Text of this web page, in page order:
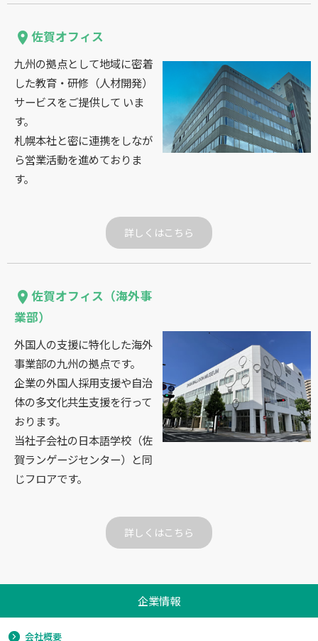
place 佐賀オフィス
九州の拠点として地域に密着
した教育・研修（人材開発）
サービスをご提供して いま
す。
札幌本社と密に連携をしなが
ら営業活動を進めておりま
す。
詳しくはこちら
place 佐賀オフィス（海外事
業部）
外国人の支援に特化した海外
事業部の九州の拠点です。
企業の外国人採用支援や自治
体の多文化共生支援を行って
おります。
当社子会社の日本語学校（佐
賀ランゲージセンター）と同
じフロアです。
詳しくはこちら
企業情報
会社概要